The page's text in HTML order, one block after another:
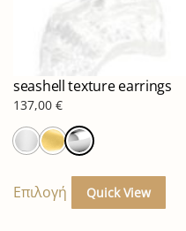
seashell texture earrings
137,00 €
Επιλογή Quick View